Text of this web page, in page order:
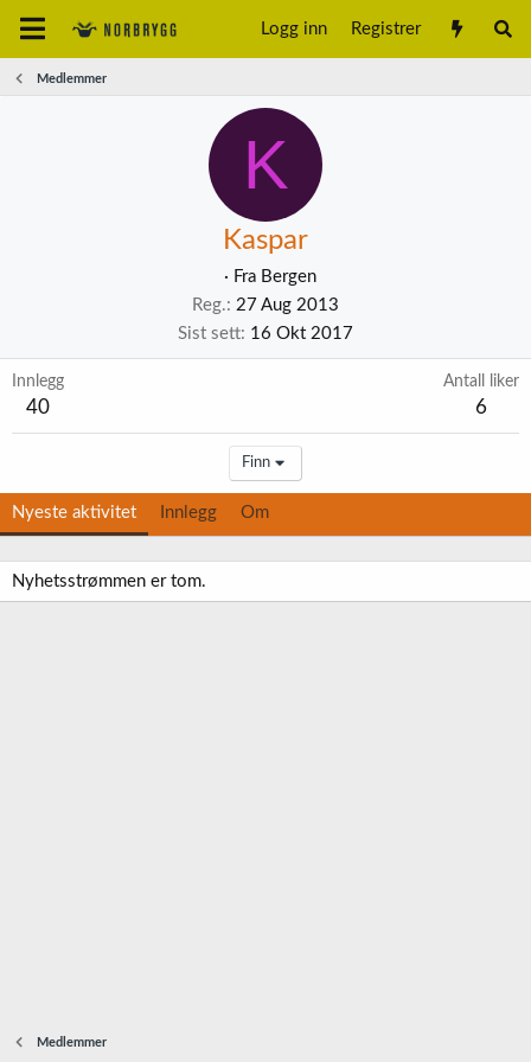
Logg inn Registrer
Medlemmer
K
Kaspar
· Fra Bergen
Reg. 27 Aug 2013
Sist sett 16 Okt 2017
Innlegg
40
Antall liker
6
Finn
Nyeste aktivitet Innlegg Om
Nyhetsstrømmen er tom.
Medlemmer